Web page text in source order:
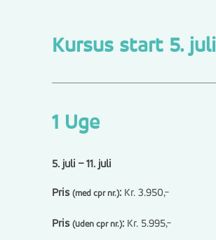
Kursus start 5. juli
1 Uge
5. juli – 11. juli
Pris (med cpr nr.): Kr. 3.950,-
Pris (uden cpr nr.): Kr. 5.995,-